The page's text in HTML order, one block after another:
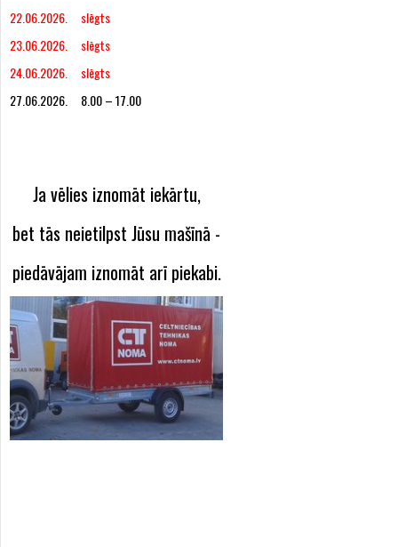
22.06.2026. slēgts
23.06.2026. slēgts
24.06.2026. slēgts
27.06.2026. 8.00 – 17.00
Ja vēlies iznomāt iekārtu,
bet tās neietilpst Jūsu mašīnā -
piedāvājam iznomāt arī piekabi.